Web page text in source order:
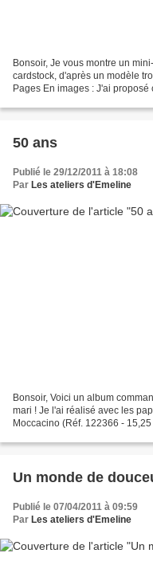
Bonsoir, Je vous montre un
cardstock, d'après un modèle
Pages En images : J'ai
50 ans
Publié le 29/12/2011 à 18:08
Par Les ateliers d'Emeline
Bonsoir, Voici un album
mari ! Je l'ai réalisé avec les
Moccacino (Réf. 122366 -
Un monde de
Publié le 07/04/2011 à 09:59
Par Les ateliers d'Emeline